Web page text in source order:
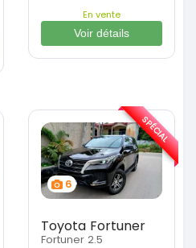
En vente
Voir détails
6
Toyota Fortuner
Fortuner 2.5
SPÉCIAL